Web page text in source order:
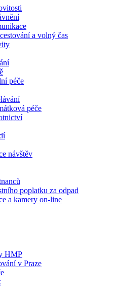
a volný čas
péče
péče
návštěv
poplatku za odpad
a kamery on-line
HMP
v Praze